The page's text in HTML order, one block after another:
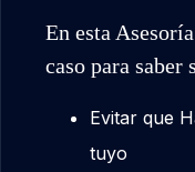
En esta
caso para saber
Evitar que
tuyo